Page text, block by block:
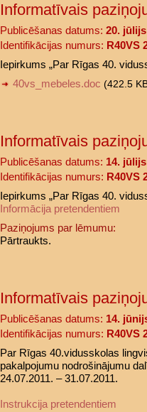
Informatīvais
Publicēšanas datums: 20. jūlijs
Identifikācijas numurs: R40VS
Iepirkums „Par Rīgas 40.
40vs_mebeles.doc (422.5
Informatīvais
Publicēšanas datums: 14.
Identifikācijas numurs: R40VS
Iepirkums „Par Rīgas 40.
Informācija pretendentiem
Paziņojums par lēmumu:
Pārtraukts.
Informatīvais
Publicēšanas datums: 14.
Identifikācijas numurs: R40VS
Par Rīgas 40.vidusskolas
pakalpojumu nodrošinājumu
24.07.2011. – 31.07.2011.
Instrukcija pretendentiem